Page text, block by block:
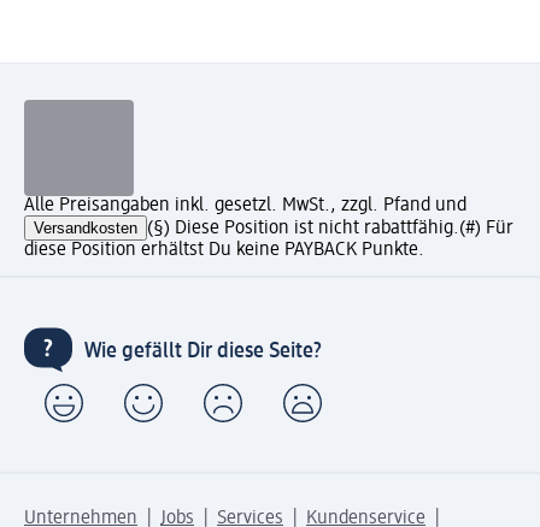
Alle Preisangaben inkl. gesetzl. MwSt., zzgl. Pfand und
Versandkosten (§) Diese Position ist nicht rabattfähig.(#) Für
diese Position erhältst Du keine PAYBACK Punkte.
Wie gefällt Dir diese Seite?
Unternehmen Jobs Services
Kundenservice